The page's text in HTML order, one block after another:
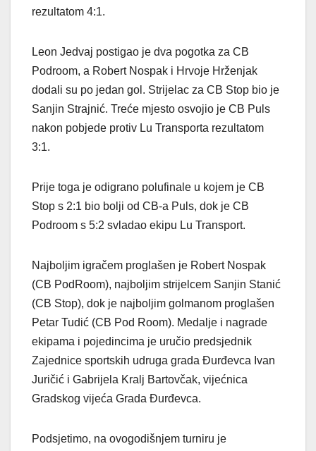
rezultatom 4:1.
Leon Jedvaj postigao je dva pogotka za CB
Podroom, a Robert Nospak i Hrvoje Hrženjak
dodali su po jedan gol. Strijelac za CB Stop bio je
Sanjin Strajnić. Treće mjesto osvojio je CB Puls
nakon pobjede protiv Lu Transporta rezultatom
3:1.
Prije toga je odigrano polufinale u kojem je CB
Stop s 2:1 bio bolji od CB-a Puls, dok je CB
Podroom s 5:2 svladao ekipu Lu Transport.
Najboljim igračem proglašen je Robert Nospak
(CB PodRoom), najboljim strijelcem Sanjin Stanić
(CB Stop), dok je najboljim golmanom proglašen
Petar Tudić (CB Pod Room). Medalje i nagrade
ekipama i pojedincima je uručio predsjednik
Zajednice sportskih udruga grada Đurđevca Ivan
Juričić i Gabrijela Kralj Bartovčak, vijećnica
Gradskog vijeća Grada Đurđevca.
Podsjetimo, na ovogodišnjem turniru je